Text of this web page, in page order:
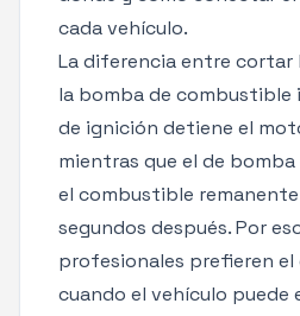
cada vehículo.
La diferencia entre
la bomba de
de ignición detiene el
mientras que el de
el combustible
segundos después. Por
profesionales prefieren
cuando el vehículo puede